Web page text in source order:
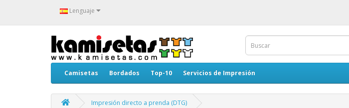
Lenguaje
Camisetas Bordados Top-10 Servicios de Impresión
Impresión directo a prenda (DTG)